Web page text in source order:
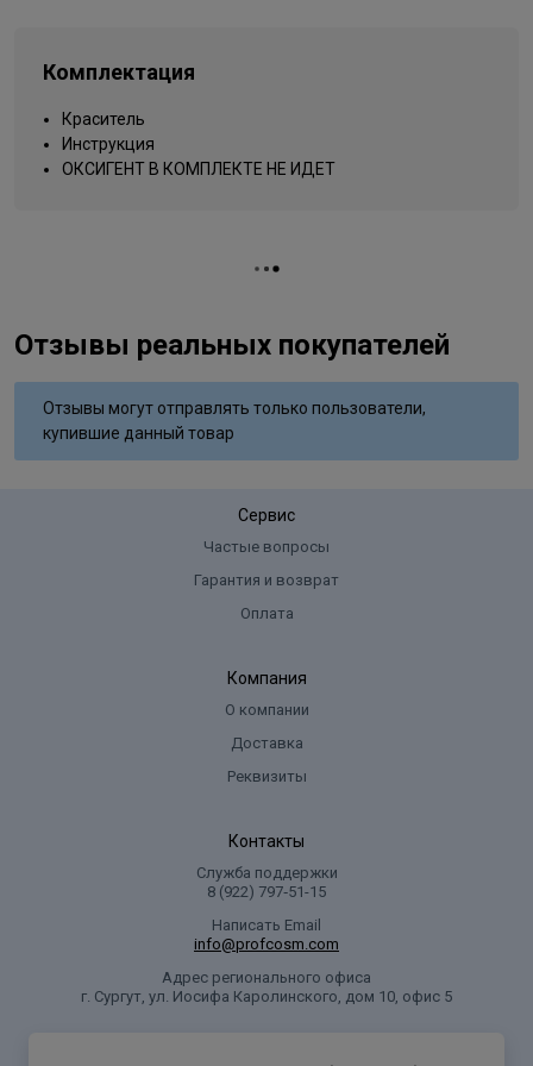
Вид деятельности
Комплектация
Краситель
Инструкция
ОКСИГЕНТ В КОМПЛЕКТЕ НЕ ИДЕТ
Отзывы реальных покупателей
Отзывы могут отправлять только пользователи,
купившие данный товар
Сервис
Частые вопросы
Гарантия и возврат
Оплата
Компания
О компании
Доставка
Реквизиты
Контакты
Служба поддержки
8 (922) 797‑51-15
Написать Email
info@profcosm.com
Адрес регионального офиса
г. Сургут, ул. Иосифа Каролинского, дом 10, офис 5